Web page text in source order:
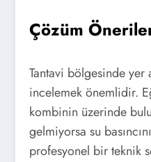
Çözüm
Tantavi bölgesinde
incelemek önemlidir.
kombinin üzerinde
gelmiyorsa su
profesyonel bir teknik